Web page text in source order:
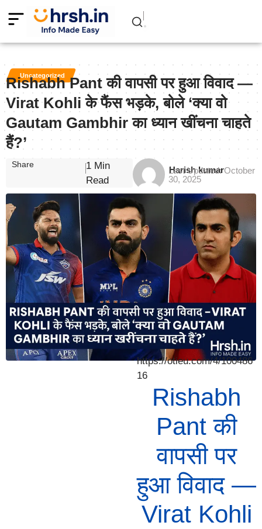
Uncategorized
Rishabh Pant की वापसी पर हुआ विवाद —
Virat Kohli के फैंस भड़के, बोले ‘क्या वो
Gautam Gambhir का ध्यान खींचना चाहते
हैं?’
Harish kumar
Last Updated: October
30, 2025
Share
1 Min
Read
https://otieu.com/4/100486
16
Rishabh
Pant की
वापसी पर
हुआ विवाद —
Virat Kohli